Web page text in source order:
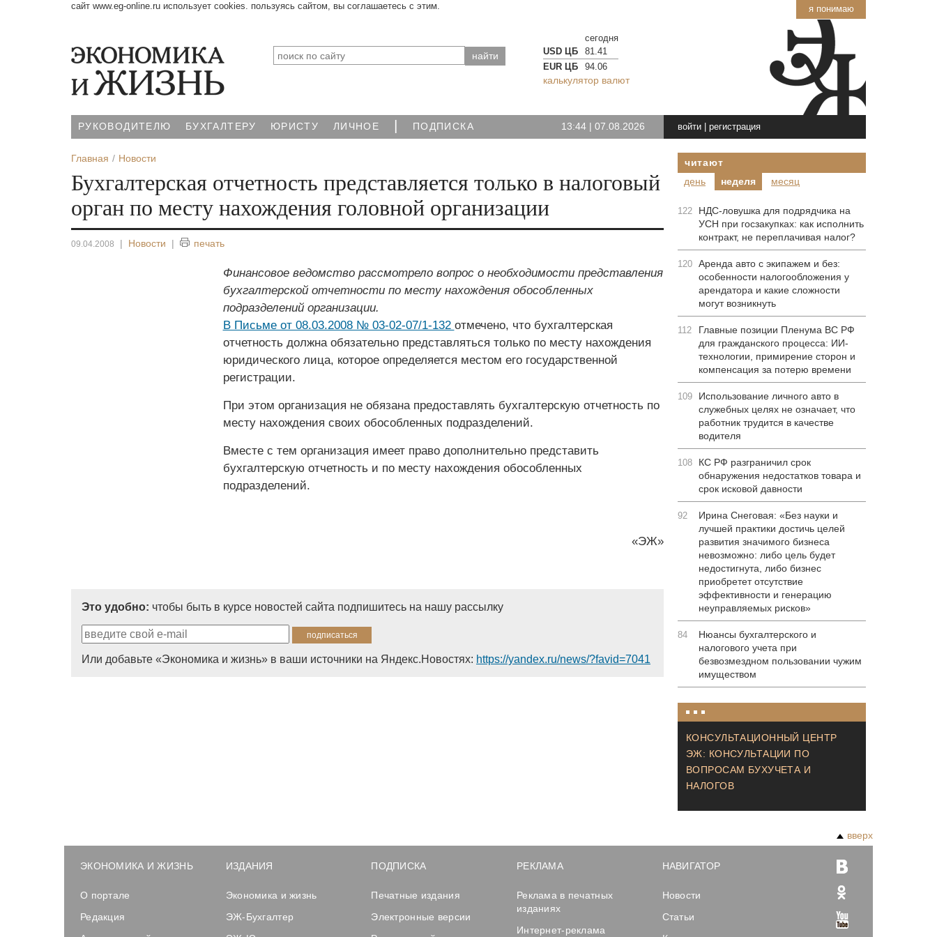
я понимаю
сайт www.eg-online.ru использует cookies. пользуясь сайтом, вы соглашаетесь с этим.
сегодня
USD ЦБ
81.41
EUR ЦБ
94.06
калькулятор валют
РУКОВОДИТЕЛЮ БУХГАЛТЕРУ ЮРИСТУ ЛИЧНОЕ | ПОДПИСКА 13:44 | 07.08.2026 войти| регистрация
Главная Новости
Бухгалтерская отчетность представляется только в налоговый
орган по месту нахождения головной организации
09.04.2008 | Новости | печать
Финансовое ведомство рассмотрело вопрос о необходимости представления
бухгалтерской отчетности по месту нахождения обособленных
подразделений организации.
В Письме от 08.03.2008 № 03-02-07/1-132 отмечено, что бухгалтерская
отчетность должна обязательно представляться только по месту нахождения
юридического лица, которое определяется местом его государственной
регистрации.
При этом организация не обязана предоставлять бухгалтерскую отчетность по
месту нахождения своих обособленных подразделений.
Вместе с тем организация имеет право дополнительно представить
бухгалтерскую отчетность и по месту нахождения обособленных
подразделений.
«ЭЖ»
Это удобно: чтобы быть в курсе новостей сайта подпишитесь на нашу рассылку
Или добавьте «Экономика и жизнь» в ваши источники на Яндекс.Новостях: https://yandex.ru/news/?favid=7041
читают
день
неделя месяц
122
НДС-ловушка для подрядчика на
УСН при госзакупках: как исполнить
контракт, не переплачивая налог?
120 Аренда авто с экипажем и без:
особенности налогообложения у
арендатора и какие сложности
могут возникнуть
112
Главные позиции Пленума ВС РФ
для гражданского процесса: ИИ-
технологии, примирение сторон и
компенсация за потерю времени
109
Использование личного авто в
служебных целях не означает, что
работник трудится в качестве
водителя
108
КС РФ разграничил срок
обнаружения недостатков товара и
срок исковой давности
92
Ирина Снеговая: «Без науки и
лучшей практики достичь целей
развития значимого бизнеса
невозможно: либо цель будет
недостигнута, либо бизнес
приобретет отсутствие
эффективности и генерацию
неуправляемых рисков»
84
Нюансы бухгалтерского и
налогового учета при
безвозмездном пользовании чужим
имуществом
КОНСУЛЬТАЦИОННЫЙ ЦЕНТР
ЭЖ: КОНСУЛЬТАЦИИ ПО
ВОПРОСАМ БУХУЧЕТА И
НАЛОГОВ
вверх
ЭКОНОМИКА И ЖИЗНЬ
О портале
Редакция
ИЗДАНИЯ
Экономика и жизнь
ЭЖ-Бухгалтер
ПОДПИСКА
Печатные издания
Электронные версии
РЕКЛАМА
Реклама в печатных
изданиях
Интернет-реклама
НАВИГАТОР
Новости
Статьи